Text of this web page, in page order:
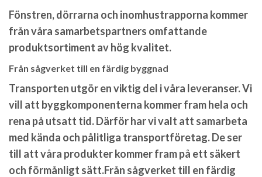
Fönstren, dörrarna och inomhustrapporna kommer
från våra samarbetspartners omfattande
produktsortiment av hög kvalitet.
Från sågverket till en färdig byggnad
Transporten utgör en viktig del i våra leveranser. Vi
vill att byggkomponenterna kommer fram hela och
rena på utsatt tid. Därför har vi valt att samarbeta
med kända och pålitliga transportföretag. De ser
till att våra produkter kommer fram på ett säkert
och förmånligt sätt.Från sågverket till en färdig